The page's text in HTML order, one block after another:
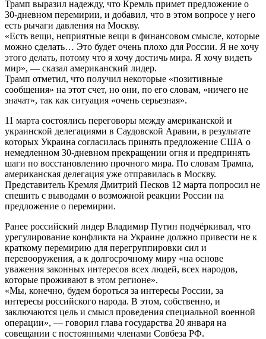
Трамп выразил надежду, что Кремль примет предложение о
30-дневном перемирии, и добавил, что в этом вопросе у него
есть рычаги давления на Москву.
«Есть вещи, неприятные вещи в финансовом смысле, которые
можно сделать… Это будет очень плохо для России. Я не хочу
этого делать, потому что я хочу достичь мира. Я хочу видеть
мир», — сказал американский лидер.
Трамп отметил, что получил некоторые «позитивные
сообщения» на этот счет, но они, по его словам, «ничего не
значат», так как ситуация «очень серьезная».
11 марта состоялись переговоры между американской и
украинской делегациями в Саудовской Аравии, в результате
которых Украина согласилась принять предложение США о
немедленном 30-дневном прекращении огня и предпринять
шаги по восстановлению прочного мира. По словам Трампа,
американская делегация уже отправилась в Москву.
Представитель Кремля Дмитрий Песков 12 марта попросил не
спешить с выводами о возможной реакции России на
предложение о перемирии.
Ранее российский лидер Владимир Путин подчёркивал, что
урегулирование конфликта на Украине должно привести не к
краткому перемирию для перегруппировки сил и
перевооружения, а к долгосрочному миру «на основе
уважения законных интересов всех людей, всех народов,
которые проживают в этом регионе».
«Мы, конечно, будем бороться за интересы России, за
интересы российского народа. В этом, собственно, и
заключаются цель и смысл проведения специальной военной
операции», — говорил глава государства 20 января на
совещании с постоянными членами Совбеза РФ.